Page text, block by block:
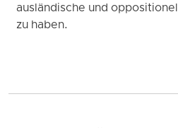
ausländische und
zu haben.